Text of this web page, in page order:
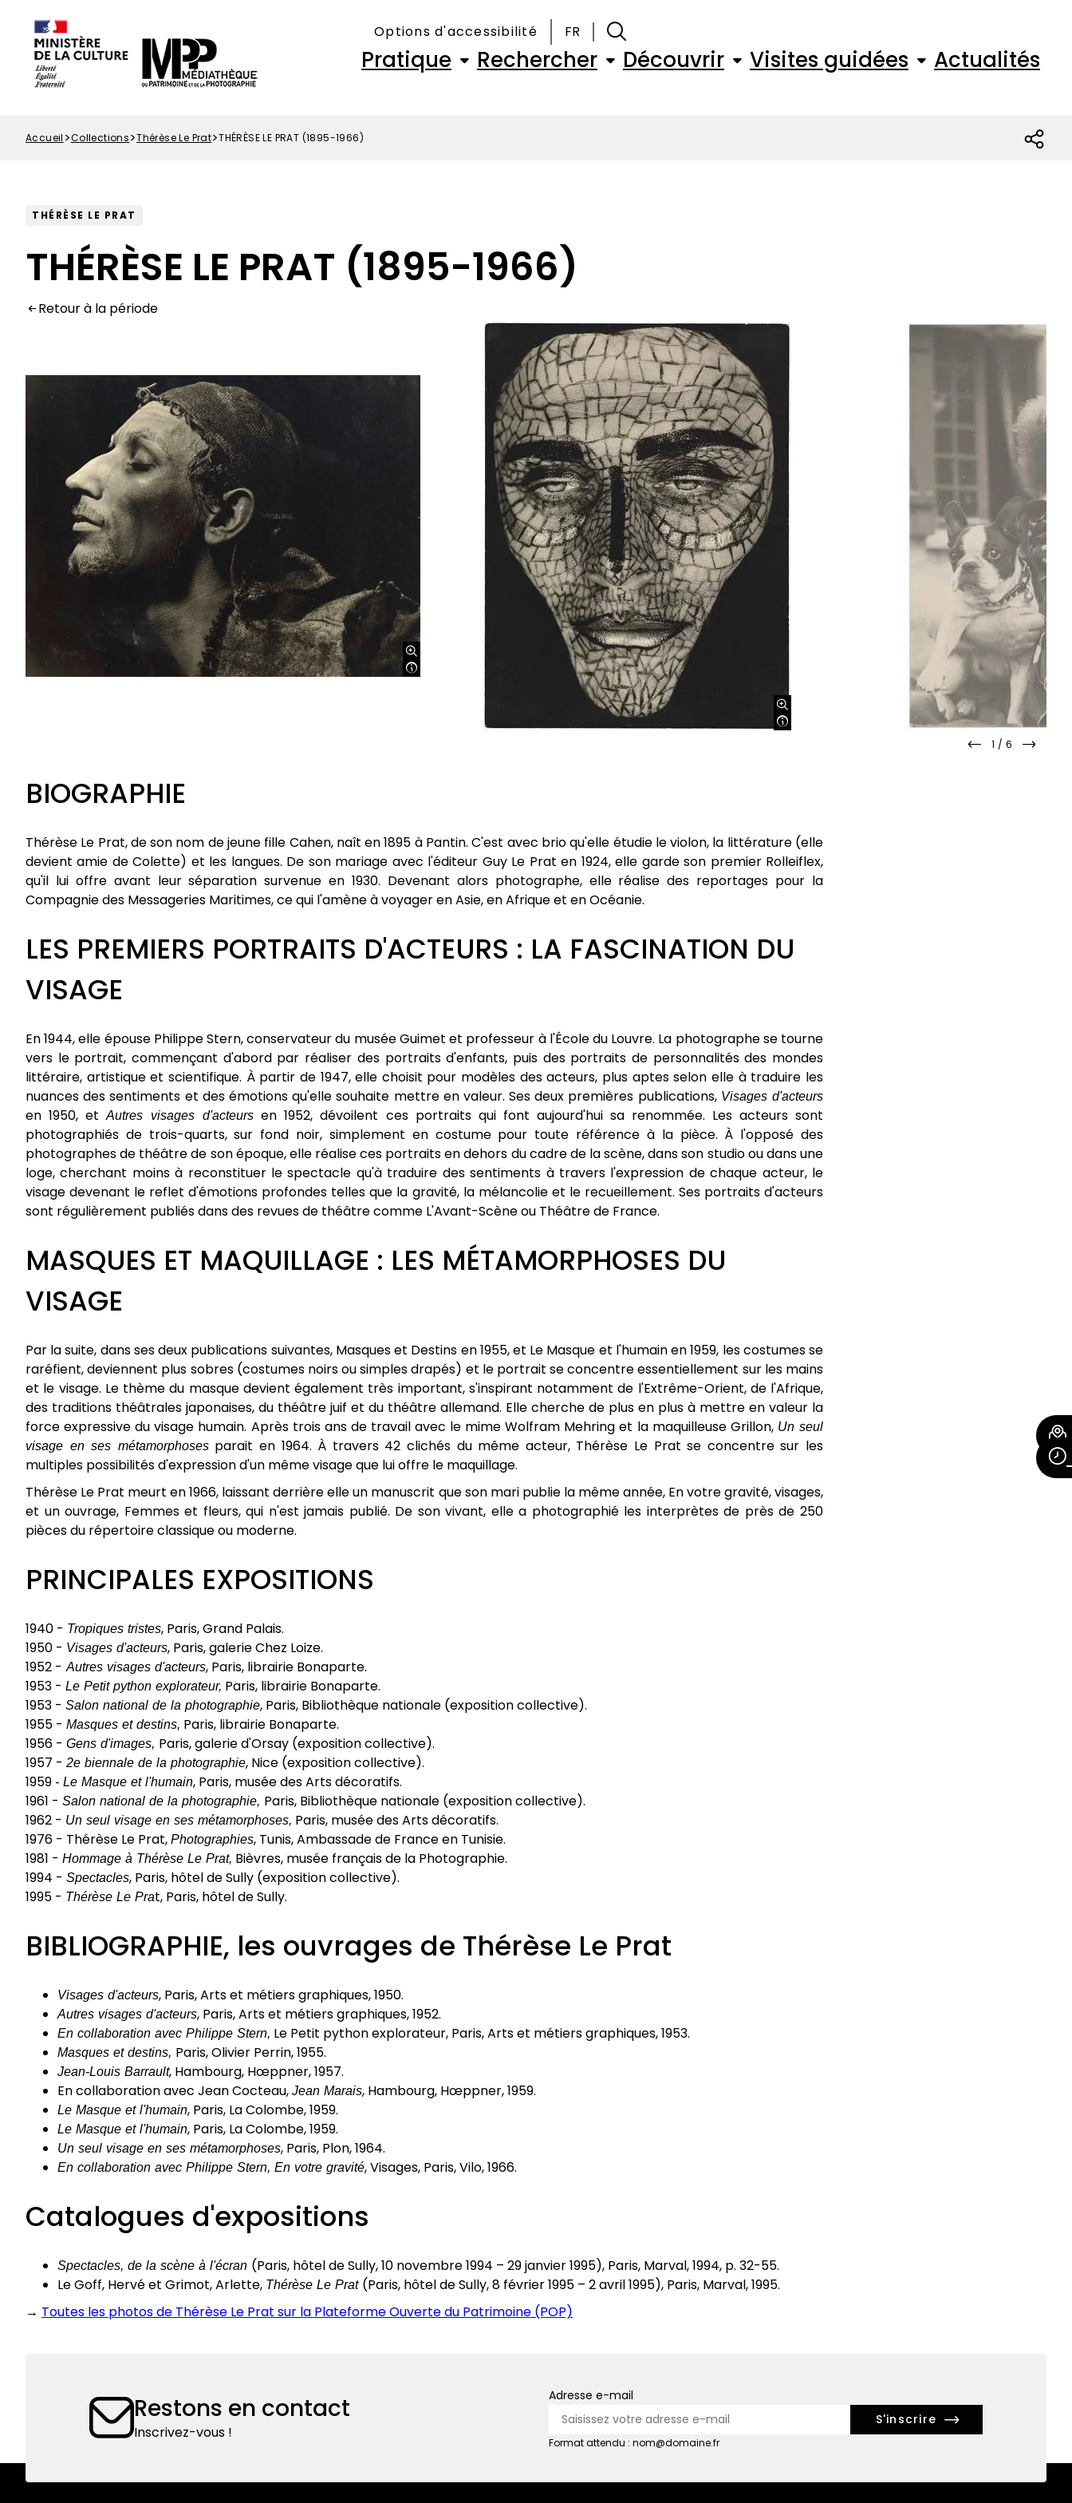
d'accessibilité
contenu
principal
Options d'accessibilité
FR
Navigation
principale
Pratique Rechercher Découvrir Visites guidées Actualités
Accueil Collections Thérèse Le Prat THÉRÈSE LE PRAT (1895-1966)
THÉRÈSE LE PRAT
THÉRÈSE LE PRAT (1895-1966)
Retour à la période
slide
1 / 6
slide
BIOGRAPHIE
Thérèse Le Prat, de son nom de jeune fille Cahen, naît en 1895 à Pantin. C'est avec brio qu'elle étudie le violon, la littérature (elle
devient amie de Colette) et les langues. De son mariage avec l'éditeur Guy Le Prat en 1924, elle garde son premier Rolleiflex,
qu'il lui offre avant leur séparation survenue en 1930. Devenant alors photographe, elle réalise des reportages pour la
Compagnie des Messageries Maritimes, ce qui l'amène à voyager en Asie, en Afrique et en Océanie.
LES PREMIERS PORTRAITS D'ACTEURS : LA FASCINATION DU
VISAGE
En 1944, elle épouse Philippe Stern, conservateur du musée Guimet et professeur à l'École du Louvre. La photographe se tourne
vers le portrait, commençant d'abord par réaliser des portraits d'enfants, puis des portraits de personnalités des mondes
littéraire, artistique et scientifique. À partir de 1947, elle choisit pour modèles des acteurs, plus aptes selon elle à traduire les
nuances des sentiments et des émotions qu'elle souhaite mettre en valeur. Ses deux premières publications, Visages d'acteurs
en 1950, etAutres visages d'acteurs en 1952, dévoilent ces portraits qui font aujourd'hui sa renommée. Les acteurs sont
photographiés de trois-quarts, sur fond noir, simplement en costume pour toute référence à la pièce. À l'opposé des
photographes de théâtre de son époque, elle réalise ces portraits en dehors du cadre de la scène, dans son studio ou dans une
loge, cherchant moins à reconstituer le spectacle qu'à traduire des sentiments à travers l'expression de chaque acteur, le
visage devenant le reflet d'émotions profondes telles que la gravité, la mélancolie et le recueillement. Ses portraits d'acteurs
sont régulièrement publiés dans des revues de théâtre comme L'Avant-Scène ou Théâtre de France.
MASQUES ET MAQUILLAGE : LES MÉTAMORPHOSES DU
VISAGE
Par la suite, dans ses deux publications suivantes, Masques et Destins en 1955, et Le Masque et l'humain en 1959, les costumes se
raréfient, deviennent plus sobres (costumes noirs ou simples drapés) et le portrait se concentre essentiellement sur les mains
et le visage. Le thème du masque devient également très important, s'inspirant notamment de l'Extrême-Orient, de l'Afrique,
des traditions théâtrales japonaises, du théâtre juif et du théâtre allemand. Elle cherche de plus en plus à mettre en valeur la
force expressive du visage humain. Après trois ans de travail avec le mime Wolfram Mehring et la maquilleuse Grillon, Un seul
visage en ses métamorphosesparait en 1964. À travers 42 clichés du même acteur, Thérèse Le Prat se concentre sur les
multiples possibilités d'expression d'un même visage que lui offre le maquillage.
Thérèse Le Prat meurt en 1966, laissant derrière elle un manuscrit que son mari publie la même année, En votre gravité, visages,
et un ouvrage, Femmes et fleurs, qui n'est jamais publié. De son vivant, elle a photographié les interprètes de près de 250
pièces du répertoire classique ou moderne.
PRINCIPALES EXPOSITIONS
1940 - Tropiques tristes, Paris, Grand Palais.
1950 - Visages d'acteurs, Paris, galerie Chez Loize.
1952 - Autres visages d'acteurs, Paris, librairie Bonaparte.
1953 - Le Petit python explorateur, Paris, librairie Bonaparte.
1953 - Salon national de la photographie, Paris, Bibliothèque nationale (exposition collective).
1955 - Masques et destins, Paris, librairie Bonaparte.
1956 - Gens d'images, Paris, galerie d'Orsay (exposition collective).
1957 - 2e biennale de la photographie, Nice (exposition collective).
1959 - Le Masque et l'humain, Paris, musée des Arts décoratifs.
1961 - Salon national de la photographie, Paris, Bibliothèque nationale (exposition collective).
1962 - Un seul visage en ses métamorphoses, Paris, musée des Arts décoratifs.
1976 - Thérèse Le Prat,Photographies, Tunis, Ambassade de France en Tunisie.
1981 - Hommage à Thérèse Le Prat, Bièvres, musée français de la Photographie.
1994 - Spectacles, Paris, hôtel de Sully (exposition collective).
1995 - Thérèse Le Prat, Paris, hôtel de Sully.
BIBLIOGRAPHIE, les ouvrages de Thérèse Le Prat
Visages d'acteurs, Paris, Arts et métiers graphiques, 1950.
Autres visages d'acteurs, Paris, Arts et métiers graphiques, 1952.
En collaboration avec Philippe Stern, Le Petit python explorateur, Paris, Arts et métiers graphiques, 1953.
Masques et destins, Paris, Olivier Perrin, 1955.
Jean-Louis Barrault, Hambourg, Hœppner, 1957.
En collaboration avec Jean Cocteau,Jean Marais, Hambourg, Hœppner, 1959.
Le Masque et l'humain, Paris, La Colombe, 1959.
Le Masque et l'humain, Paris, La Colombe, 1959.
Un seul visage en ses métamorphoses, Paris, Plon, 1964.
En collaboration avec Philippe Stern, En votre gravité, Visages, Paris, Vilo, 1966.
Catalogues d'expositions
Spectacles, de la scène à l'écran (Paris, hôtel de Sully, 10 novembre 1994 – 29 janvier 1995), Paris, Marval, 1994, p. 32-55.
Le Goff, Hervé et Grimot, Arlette, Thérèse Le Prat (Paris, hôtel de Sully, 8 février 1995 – 2 avril 1995), Paris, Marval, 1995.
→ Toutes les photos de Thérèse Le Prat sur la Plateforme Ouverte du Patrimoine (POP)
Restons en contact
Inscrivez-vous !
Adresse e-mail
Format attendu : nom@domaine.fr